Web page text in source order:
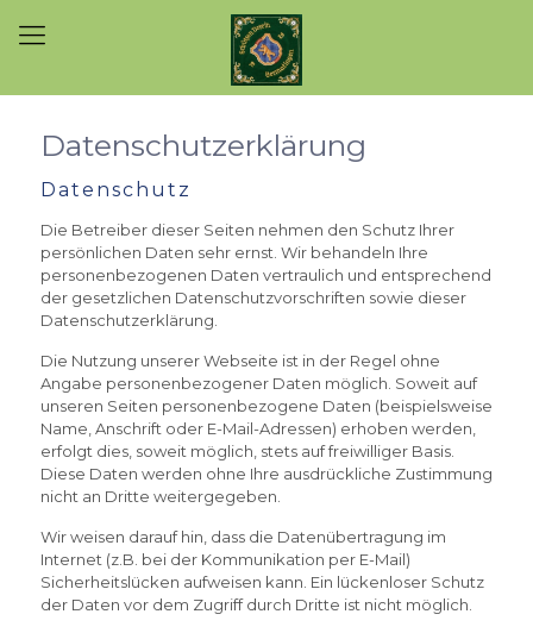
Datenschutzerklärung
Datenschutz
Die Betreiber dieser Seiten nehmen den Schutz Ihrer
persönlichen Daten sehr ernst. Wir behandeln Ihre
personenbezogenen Daten vertraulich und entsprechend
der gesetzlichen Datenschutzvorschriften sowie dieser
Datenschutzerklärung.
Die Nutzung unserer Webseite ist in der Regel ohne
Angabe personenbezogener Daten möglich. Soweit auf
unseren Seiten personenbezogene Daten (beispielsweise
Name, Anschrift oder E-Mail-Adressen) erhoben werden,
erfolgt dies, soweit möglich, stets auf freiwilliger Basis.
Diese Daten werden ohne Ihre ausdrückliche Zustimmung
nicht an Dritte weitergegeben.
Wir weisen darauf hin, dass die Datenübertragung im
Internet (z.B. bei der Kommunikation per E-Mail)
Sicherheitslücken aufweisen kann. Ein lückenloser Schutz
der Daten vor dem Zugriff durch Dritte ist nicht möglich.